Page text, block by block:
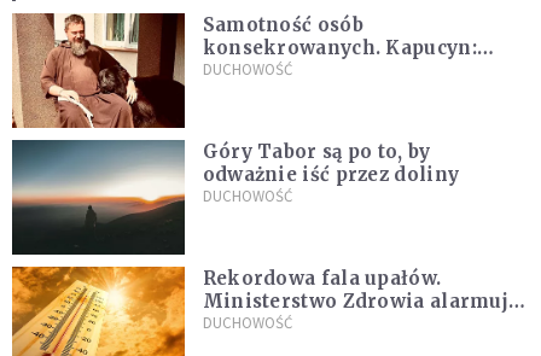
Samotność osób
konsekrowanych. Kapucyn:
Życie w pojedynkę rzadko jest
DUCHOWOŚĆ
Góry Tabor są po to, by
odważnie iść przez doliny
DUCHOWOŚĆ
Rekordowa fala upałów.
Ministerstwo Zdrowia alarmuje
po doświadczeniach z czerwca
DUCHOWOŚĆ